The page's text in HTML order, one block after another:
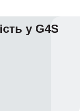
у G4S